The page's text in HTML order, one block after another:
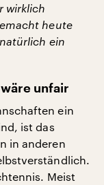
wirklich
heute
ein
unfair
ein
ist das
in anderen
Meist